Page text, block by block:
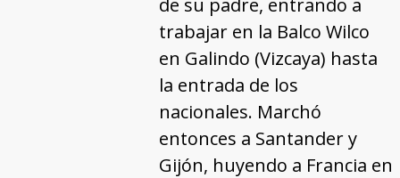
trabajar en la Balco Wilco
en Galindo (Vizcaya) hasta
la entrada de los
nacionales. Marchó
entonces a Santander y
Gijón, huyendo a Francia en